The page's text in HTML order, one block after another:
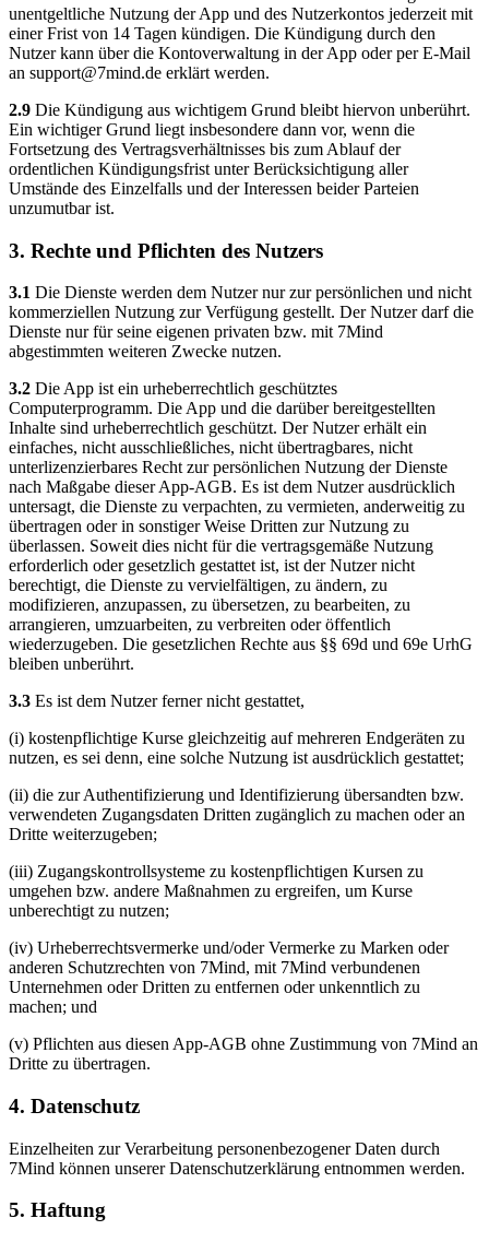
unentgeltliche Nutzung der App und des Nutzerkontos jederzeit mit
einer Frist von 14 Tagen kündigen. Die Kündigung durch den
Nutzer kann über die Kontoverwaltung in der App oder per E-Mail
an support@7mind.de erklärt werden.
2.9 Die Kündigung aus wichtigem Grund bleibt hiervon unberührt.
Ein wichtiger Grund liegt insbesondere dann vor, wenn die
Fortsetzung des Vertragsverhältnisses bis zum Ablauf der
ordentlichen Kündigungsfrist unter Berücksichtigung aller
Umstände des Einzelfalls und der Interessen beider Parteien
unzumutbar ist.
3. Rechte und Pflichten des Nutzers
3.1 Die Dienste werden dem Nutzer nur zur persönlichen und nicht
kommerziellen Nutzung zur Verfügung gestellt. Der Nutzer darf die
Dienste nur für seine eigenen privaten bzw. mit 7Mind
abgestimmten weiteren Zwecke nutzen.
3.2 Die App ist ein urheberrechtlich geschütztes
Computerprogramm. Die App und die darüber bereitgestellten
Inhalte sind urheberrechtlich geschützt. Der Nutzer erhält ein
einfaches, nicht ausschließliches, nicht übertragbares, nicht
unterlizenzierbares Recht zur persönlichen Nutzung der Dienste
nach Maßgabe dieser App-AGB. Es ist dem Nutzer ausdrücklich
untersagt, die Dienste zu verpachten, zu vermieten, anderweitig zu
übertragen oder in sonstiger Weise Dritten zur Nutzung zu
überlassen. Soweit dies nicht für die vertragsgemäße Nutzung
erforderlich oder gesetzlich gestattet ist, ist der Nutzer nicht
berechtigt, die Dienste zu vervielfältigen, zu ändern, zu
modifizieren, anzupassen, zu übersetzen, zu bearbeiten, zu
arrangieren, umzuarbeiten, zu verbreiten oder öffentlich
wiederzugeben. Die gesetzlichen Rechte aus §§ 69d und 69e UrhG
bleiben unberührt.
3.3 Es ist dem Nutzer ferner nicht gestattet,
(i) kostenpflichtige Kurse gleichzeitig auf mehreren Endgeräten zu
nutzen, es sei denn, eine solche Nutzung ist ausdrücklich gestattet;
(ii) die zur Authentifizierung und Identifizierung übersandten bzw.
verwendeten Zugangsdaten Dritten zugänglich zu machen oder an
Dritte weiterzugeben;
(iii) Zugangskontrollsysteme zu kostenpflichtigen Kursen zu
umgehen bzw. andere Maßnahmen zu ergreifen, um Kurse
unberechtigt zu nutzen;
(iv) Urheberrechtsvermerke und/oder Vermerke zu Marken oder
anderen Schutzrechten von 7Mind, mit 7Mind verbundenen
Unternehmen oder Dritten zu entfernen oder unkenntlich zu
machen; und
(v) Pflichten aus diesen App-AGB ohne Zustimmung von 7Mind an
Dritte zu übertragen.
4. Datenschutz
Einzelheiten zur Verarbeitung personenbezogener Daten durch
7Mind können unserer Datenschutzerklärung entnommen werden.
5. Haftung